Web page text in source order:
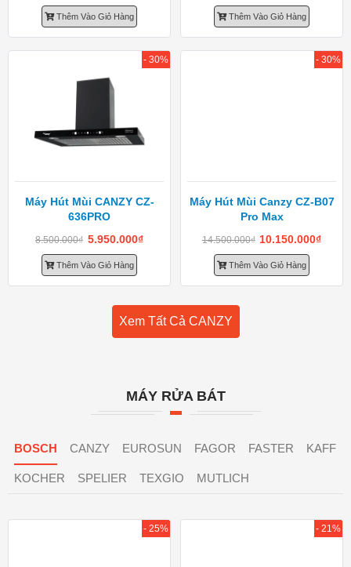
Thêm Vào Giỏ Hàng Thêm Vào Giỏ Hàng
Máy Hút Mùi CANZY CZ-
636PRO
8.500.000₫ 5.950.000₫
Thêm Vào Giỏ Hàng
- 30%
Máy Hút Mùi Canzy CZ-B07
Pro Max
14.500.000₫ 10.150.000₫
Thêm Vào Giỏ Hàng
- 30%
Xem Tất Cả CANZY
MÁY RỬA BÁT
BOSCH CANZY EUROSUN FAGOR FASTER KAFF
KOCHER SPELIER TEXGIO MUTLICH
- 25% - 21%